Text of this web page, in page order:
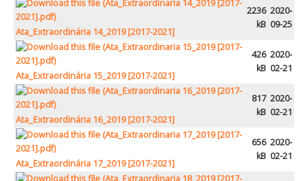
Edificado
Natural
Religioso
Turismo e Lazer
Alojamento
Artesanato
Cafés/Restaurantes
Ata_Extraordinária 14_2019 [2017-2021]
2236
kB
2020-
09-25
Ata_Extraordinária 15_2019 [2017-2021]
426
kB
2020-
02-21
Ata_Extraordinária 16_2019 [2017-2021]
817
kB
2020-
02-21
Ata_Extraordinária 17_2019 [2017-2021]
656
kB
2020-
02-21